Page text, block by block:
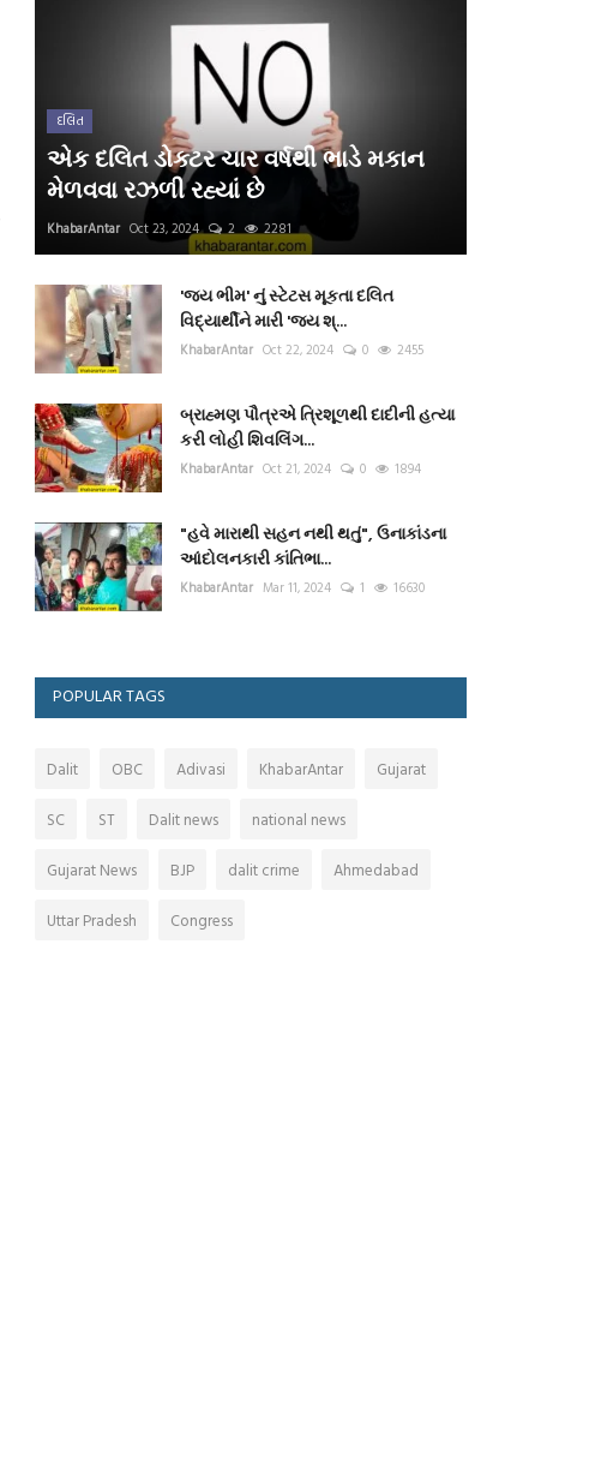
દલિત
એક દલિત ડોક્ટર ચાર વર્ષથી ભાડે મકાન
મેળવવા રઝળી રહ્યાં છે
KhabarAntar Oct 23, 2024 2 2281
'જય ભીમ' નું સ્ટેટસ મૂકતા દલિત
વિદ્યાર્થીને મારી 'જય શ્...
KhabarAntar Oct 22, 2024 0 2455
બ્રાહ્મણ પૌત્રએ ત્રિશૂળથી દાદીની હત્યા
કરી લોહી શિવલિંગ...
KhabarAntar Oct 21, 2024 0 1894
"હવે મારાથી સહન નથી થતું", ઉનાકાંડના
આંદોલનકારી કાંતિભા...
KhabarAntar Mar 11, 2024 1 16630
POPULAR TAGS
Dalit OBC Adivasi KhabarAntar Gujarat
SC ST Dalit news national news
Gujarat News BJP dalit crime Ahmedabad
Uttar Pradesh Congress